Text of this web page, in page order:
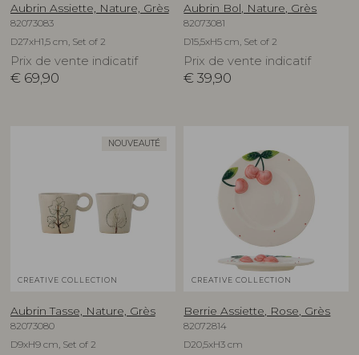
Aubrin Assiette, Nature, Grès
82073083
D27xH1,5 cm, Set of 2
Prix de vente indicatif
€ 69,90
Aubrin Bol, Nature, Grès
82073081
D15,5xH5 cm, Set of 2
Prix de vente indicatif
€ 39,90
NOUVEAUTÉ
CREATIVE COLLECTION
Aubrin Tasse, Nature, Grès
82073080
D9xH9 cm, Set of 2
CREATIVE COLLECTION
Berrie Assiette, Rose, Grès
82072814
D20,5xH3 cm